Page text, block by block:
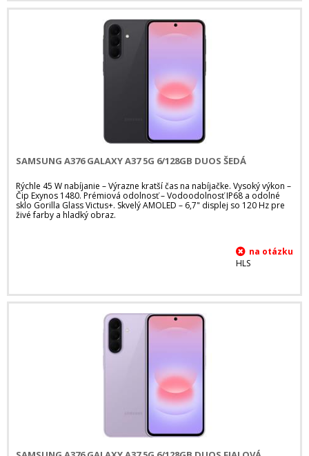
SAMSUNG A376 GALAXY A37 5G 6/128GB DUOS ŠEDÁ
Rýchle 45 W nabíjanie – Výrazne kratší čas na nabíjačke. Vysoký výkon –
Čip Exynos 1480. Prémiová odolnosť – Vodoodolnosť IP68 a odolné
sklo Gorilla Glass Victus+. Skvelý AMOLED – 6,7" displej so 120 Hz pre
živé farby a hladký obraz.
HLS